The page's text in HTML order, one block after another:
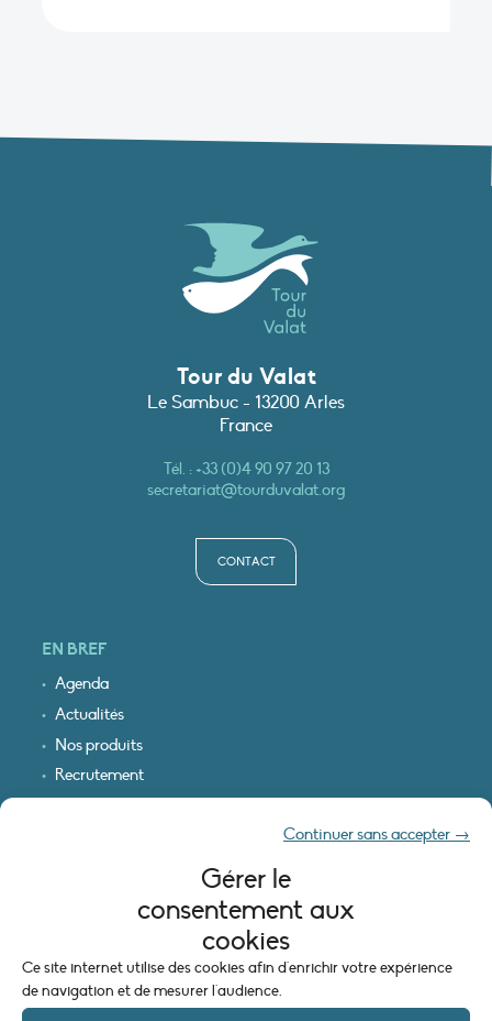
Gérer le
consentement aux
cookies
Ce site internet utilise des cookies afin d'enrichir votre expérience
de navigation et de mesurer l'audience.
Continuer sans accepter →
Tour du Valat
Le Sambuc - 13200 Arles
France
Tél. :+33 (0)4 90 97 20 13
secretariat@tourduvalat.org
CONTACT
EN BREF
Agenda
Actualités
Nos produits
Recrutement
INFORMATIONS LÉGALES
Mentions légales
Politique de cookies (UE)